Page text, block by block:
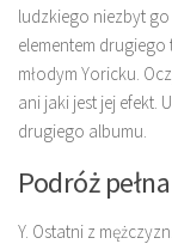
ludzkiego niezbyt go
elementem
młodym Yoricku.
ani jaki jest jej efekt.
drugiego albumu.
Podróż
Y. Ostatni z